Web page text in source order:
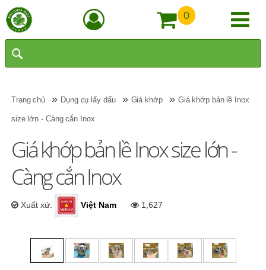
0
Trang chủ » Dụng cụ lấy dấu » Giá khớp » Giá khớp bản lề Inox
size lớn - Càng cắn Inox
Giá khớp bản lề Inox size lớn -
Càng cắn Inox
Xuất xứ: Việt Nam 1,627